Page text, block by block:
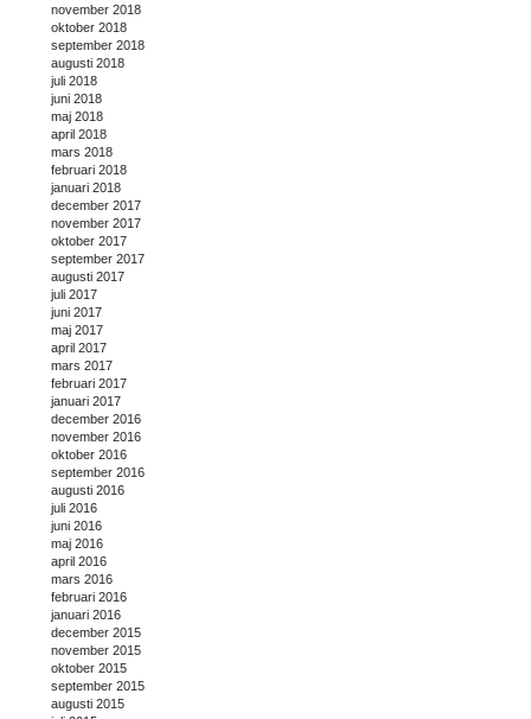
november 2018
oktober 2018
september 2018
augusti 2018
juli 2018
juni 2018
maj 2018
april 2018
mars 2018
februari 2018
januari 2018
december 2017
november 2017
oktober 2017
september 2017
augusti 2017
juli 2017
juni 2017
maj 2017
april 2017
mars 2017
februari 2017
januari 2017
december 2016
november 2016
oktober 2016
september 2016
augusti 2016
juli 2016
juni 2016
maj 2016
april 2016
mars 2016
februari 2016
januari 2016
december 2015
november 2015
oktober 2015
september 2015
augusti 2015